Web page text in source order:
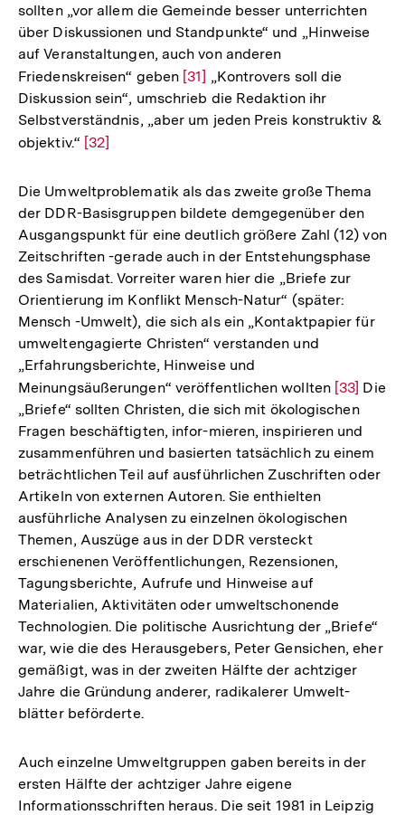
Fußnote
sollten „vor allem die Gemeinde besser unterrichten
über Diskussionen und Standpunkte“ und „Hinweise
auf Veranstaltungen, auch von anderen
Friedenskreisen“ geben Zur
Auflösung
der
[31] „Kontrovers soll die
Diskussion sein“, umschrieb die Redaktion ihr
Selbstverständnis, „aber um jeden Preis konstruktiv &
objektiv.“ Zur
der
Fußnote
[32]
Die Umweltproblematik als das zweite große Thema
der DDR-Basisgruppen bildete demgegenüber den
Ausgangspunkt für eine deutlich größere Zahl (12) von
Zeitschriften -gerade auch in der Entstehungsphase
des Samisdat. Vorreiter waren hier die „Briefe zur
Orientierung im Konflikt Mensch-Natur“ (später:
Mensch -Umwelt), die sich als ein „Kontaktpapier für
umweltengagierte Christen“ verstanden und
„Erfahrungsberichte, Hinweise und
Meinungsäußerungen“ veröffentlichen wollten Zur
Auflösung
der
Fußnote
[33] Die
„Briefe“ sollten Christen, die sich mit ökologischen
Fragen beschäftigten, infor-mieren, inspirieren und
zusammenführen und basierten tatsächlich zu einem
beträchtlichen Teil auf ausführlichen Zuschriften oder
Artikeln von externen Autoren. Sie enthielten
ausführliche Analysen zu einzelnen ökologischen
Themen, Auszüge aus in der DDR versteckt
erschienenen Veröffentlichungen, Rezensionen,
Tagungsberichte, Aufrufe und Hinweise auf
Materialien, Aktivitäten oder umweltschonende
Technologien. Die politische Ausrichtung der „Briefe“
war, wie die des Herausgebers, Peter Gensichen, eher
gemäßigt, was in der zweiten Hälfte der achtziger
Jahre die Gründung anderer, radikalerer Umwelt-
blätter beförderte.
Auch einzelne Umweltgruppen gaben bereits in der
ersten Hälfte der achtziger Jahre eigene
Informationsschriften heraus. Die seit 1981 in Leipzig